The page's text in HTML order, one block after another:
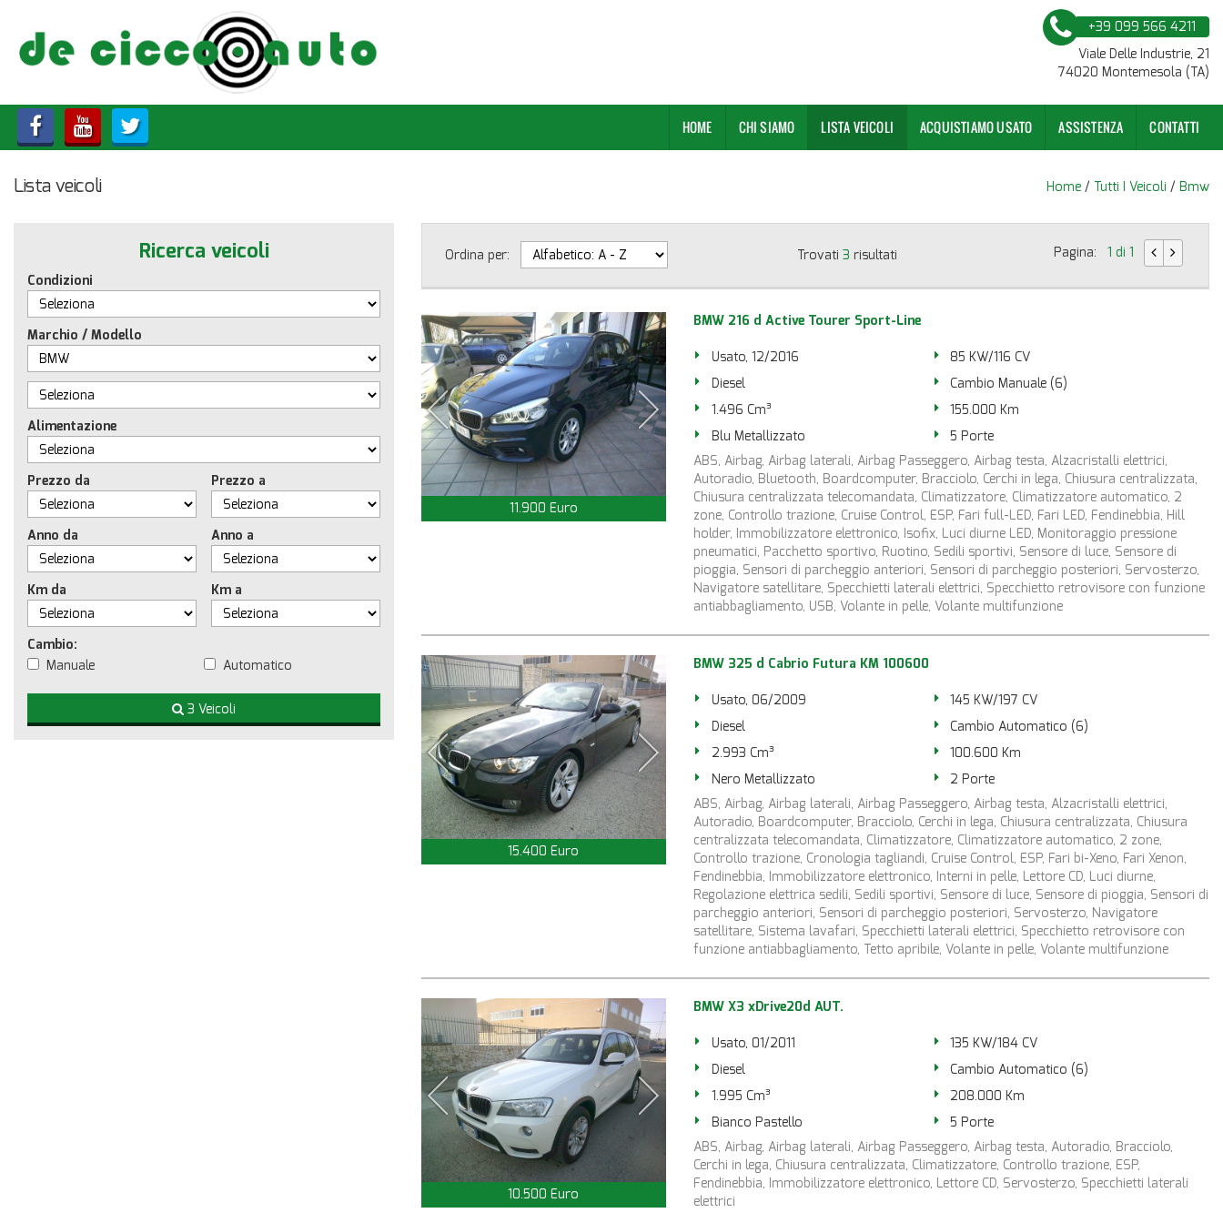
LISTA VEICOLI
ACQUISTIAMO USATO
CONTATTI
+39 099 566 4211
Viale Delle Industrie, 21
74020 Montemesola (TA)
HOME CHI SIAMO LISTA VEICOLI ACQUISTIAMO USATO ASSISTENZA CONTATTI
Lista veicoli Home / Tutti I Veicoli / Bmw
Ricerca veicoli
Condizioni
Marchio / Modello
Alimentazione
Prezzo da Prezzo a
Anno da Anno a
Km da Km a
Cambio:
Manuale
Automatico
3 Veicoli
Ordina per: Trovati3 risultati Pagina: 1 di 1
11.900 Euro
BMW 216 d Active Tourer Sport-Line
Usato, 12/2016
85 KW/116 CV
Diesel
Cambio Manuale (6)
1.496 Cm³
155.000 Km
Blu Metallizzato
5 Porte
ABS, Airbag, Airbag laterali, Airbag Passeggero, Airbag testa, Alzacristalli elettrici,
Autoradio, Bluetooth, Boardcomputer, Bracciolo, Cerchi in lega, Chiusura centralizzata,
Chiusura centralizzata telecomandata, Climatizzatore, Climatizzatore automatico, 2
zone, Controllo trazione, Cruise Control, ESP, Fari full-LED, Fari LED, Fendinebbia, Hill
holder, Immobilizzatore elettronico, Isofix, Luci diurne LED, Monitoraggio pressione
pneumatici, Pacchetto sportivo, Ruotino, Sedili sportivi, Sensore di luce, Sensore di
pioggia, Sensori di parcheggio anteriori, Sensori di parcheggio posteriori, Servosterzo,
Navigatore satellitare, Specchietti laterali elettrici, Specchietto retrovisore con funzione
antiabbagliamento, USB, Volante in pelle, Volante multifunzione
15.400 Euro
BMW 325 d Cabrio Futura KM 100600
Usato, 06/2009
145 KW/197 CV
Diesel
Cambio Automatico (6)
2.993 Cm³
100.600 Km
Nero Metallizzato
2 Porte
ABS, Airbag, Airbag laterali, Airbag Passeggero, Airbag testa, Alzacristalli elettrici,
Autoradio, Boardcomputer, Bracciolo, Cerchi in lega, Chiusura centralizzata, Chiusura
centralizzata telecomandata, Climatizzatore, Climatizzatore automatico, 2 zone,
Controllo trazione, Cronologia tagliandi, Cruise Control, ESP, Fari bi-Xeno, Fari Xenon,
Fendinebbia, Immobilizzatore elettronico, Interni in pelle, Lettore CD, Luci diurne,
Regolazione elettrica sedili, Sedili sportivi, Sensore di luce, Sensore di pioggia, Sensori di
parcheggio anteriori, Sensori di parcheggio posteriori, Servosterzo, Navigatore
satellitare, Sistema lavafari, Specchietti laterali elettrici, Specchietto retrovisore con
funzione antiabbagliamento, Tetto apribile, Volante in pelle, Volante multifunzione
10.500 Euro
BMW X3 xDrive20d AUT.
Usato, 01/2011
135 KW/184 CV
Diesel
Cambio Automatico (6)
1.995 Cm³
208.000 Km
Bianco Pastello
5 Porte
ABS, Airbag, Airbag laterali, Airbag Passeggero, Airbag testa, Autoradio, Bracciolo,
Cerchi in lega, Chiusura centralizzata, Climatizzatore, Controllo trazione, ESP,
Fendinebbia, Immobilizzatore elettronico, Lettore CD, Servosterzo, Specchietti laterali
elettrici